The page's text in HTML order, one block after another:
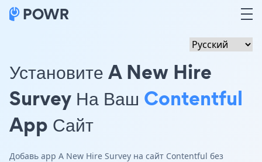
Установите A New Hire
Survey На Ваш Contentful
App Сайт
Добавь app A New Hire Survey на сайт Contentful без